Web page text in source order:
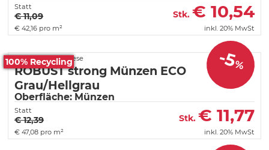
Statt
€ 11,09 Stk. € 10,54
€ 42,16 pro m² inkl. 20% MwSt
-5%
100% Recycling
Fortelock PVC Fliese
ROBUST strong Münzen ECO
Grau/Hellgrau
Oberfläche: Münzen
Statt
€ 12,39 Stk. € 11,77
€ 47,08 pro m² inkl. 20% MwSt